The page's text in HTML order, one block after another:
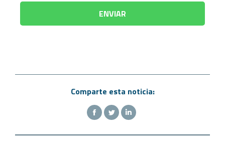
Comparte esta noticia: